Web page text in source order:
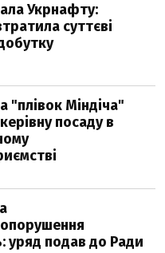
Укрнафту:
суттєві
"плівок Міндіча"
посаду в
уряд подав до Ради